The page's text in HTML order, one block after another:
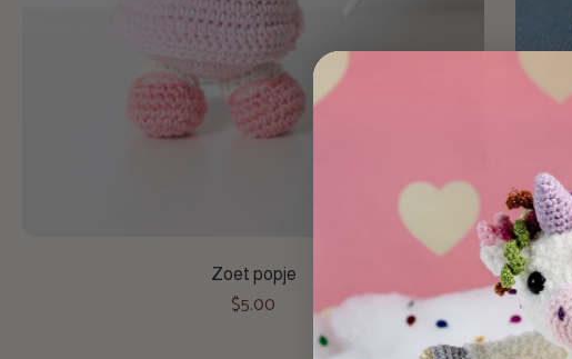
Zoet popje
$5.00